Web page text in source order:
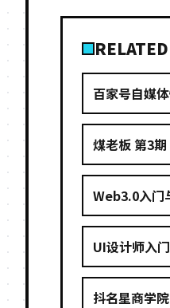
百家号自媒
煤老板 第3
Web3.0入门
UI设计师入
抖名星商学